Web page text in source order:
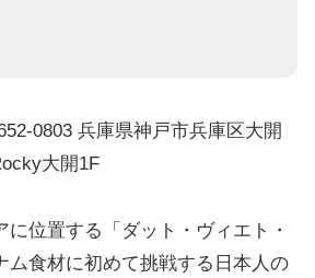
0803 兵庫県神戸市兵庫区大開
大開1F
位置する「ダット・ヴィエト・
ム食材に初めて挑戦する日本人の